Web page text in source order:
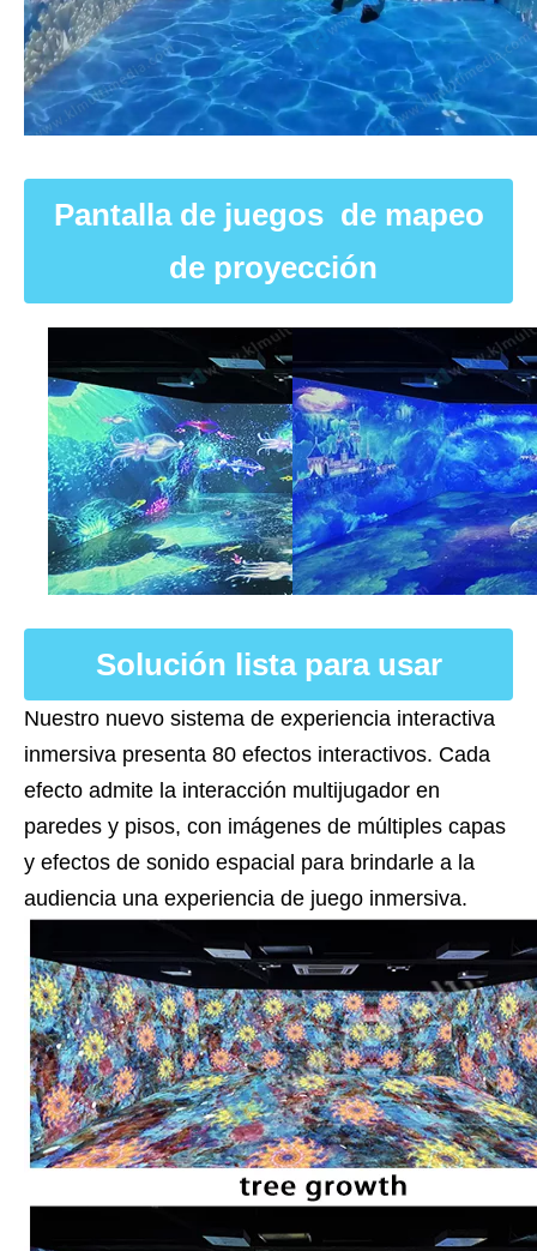
Pantalla de juegos de mapeo
de proyección
Solución lista para usar
Nuestro nuevo sistema de experiencia interactiva
inmersiva presenta 80 efectos interactivos. Cada
efecto admite la interacción multijugador en
paredes y pisos, con imágenes de múltiples capas
y efectos de sonido espacial para brindarle a la
audiencia una experiencia de juego inmersiva.